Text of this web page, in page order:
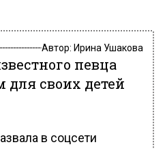
Автор: Ирина Ушакова
певца
своих детей
в соцсети